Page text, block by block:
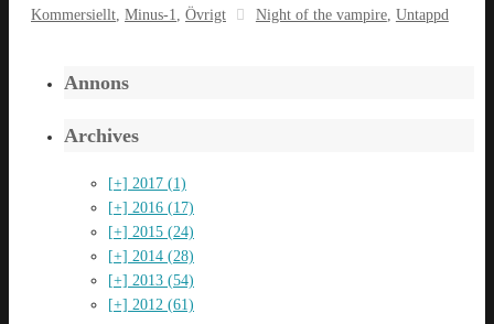
Kommersiellt Minus-1 Övrigt Night of the vampire, Untappd
Annons
Archives
[+] 2017 (1)
[+] 2016 (17)
[+] 2015 (24)
[+] 2014 (28)
[+] 2013 (54)
[+] 2012 (61)